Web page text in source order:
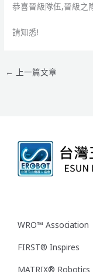
恭喜晉級隊伍,晉級之
請知悉!
← 上一篇文章
WRO™ Association
FIRST® Inspires
MATRIX® Robotics